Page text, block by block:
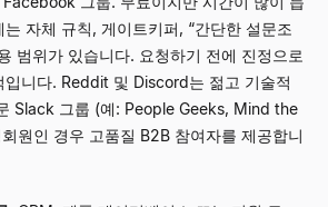
자체 규칙, 게이트키퍼, “간단한 설문조
범위가 있습니다. 요청하기 전에 진정으로
입니다. Reddit 및 Discord는 젊고 기술적
Slack 그룹 (예: People Geeks, Mind the
원인 경우 고품질 B2B 참여자를 제공합니